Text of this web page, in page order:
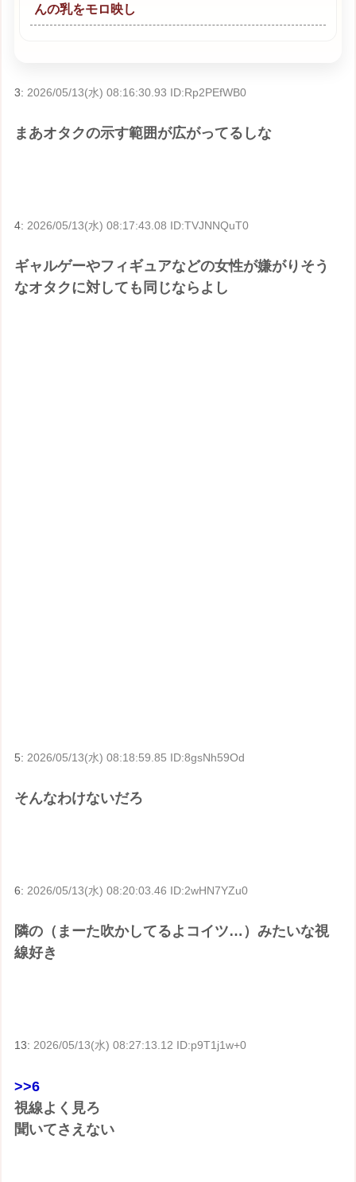
んの乳をモロ映し
3: 2026/05/13(水) 08:16:30.93 ID:Rp2PEfWB0
まあオタクの示す範囲が広がってるしな
4: 2026/05/13(水) 08:17:43.08 ID:TVJNNQuT0
ギャルゲーやフィギュアなどの女性が嫌がりそう
なオタクに対しても同じならよし
5: 2026/05/13(水) 08:18:59.85 ID:8gsNh59Od
そんなわけないだろ
6: 2026/05/13(水) 08:20:03.46 ID:2wHN7YZu0
隣の（まーた吹かしてるよコイツ…）みたいな視
線好き
13:2026/05/13(水) 08:27:13.12 ID:p9T1j1w+0
>>6
視線よく見ろ
聞いてさえない